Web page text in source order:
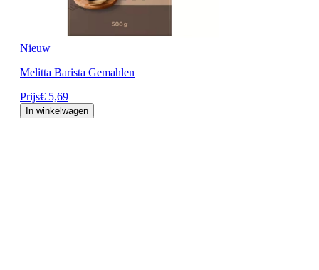
Nieuw
Melitta Barista Gemahlen
Prijs€ 5,69
In winkelwagen